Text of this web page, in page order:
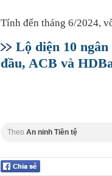
Tính đến tháng 6/2024,
Lộ diện 10
đầu, ACB và
Theo An ninh Tiền tệ